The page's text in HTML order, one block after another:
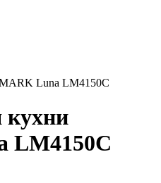
Luna LM4150C
кухни
LM4150C